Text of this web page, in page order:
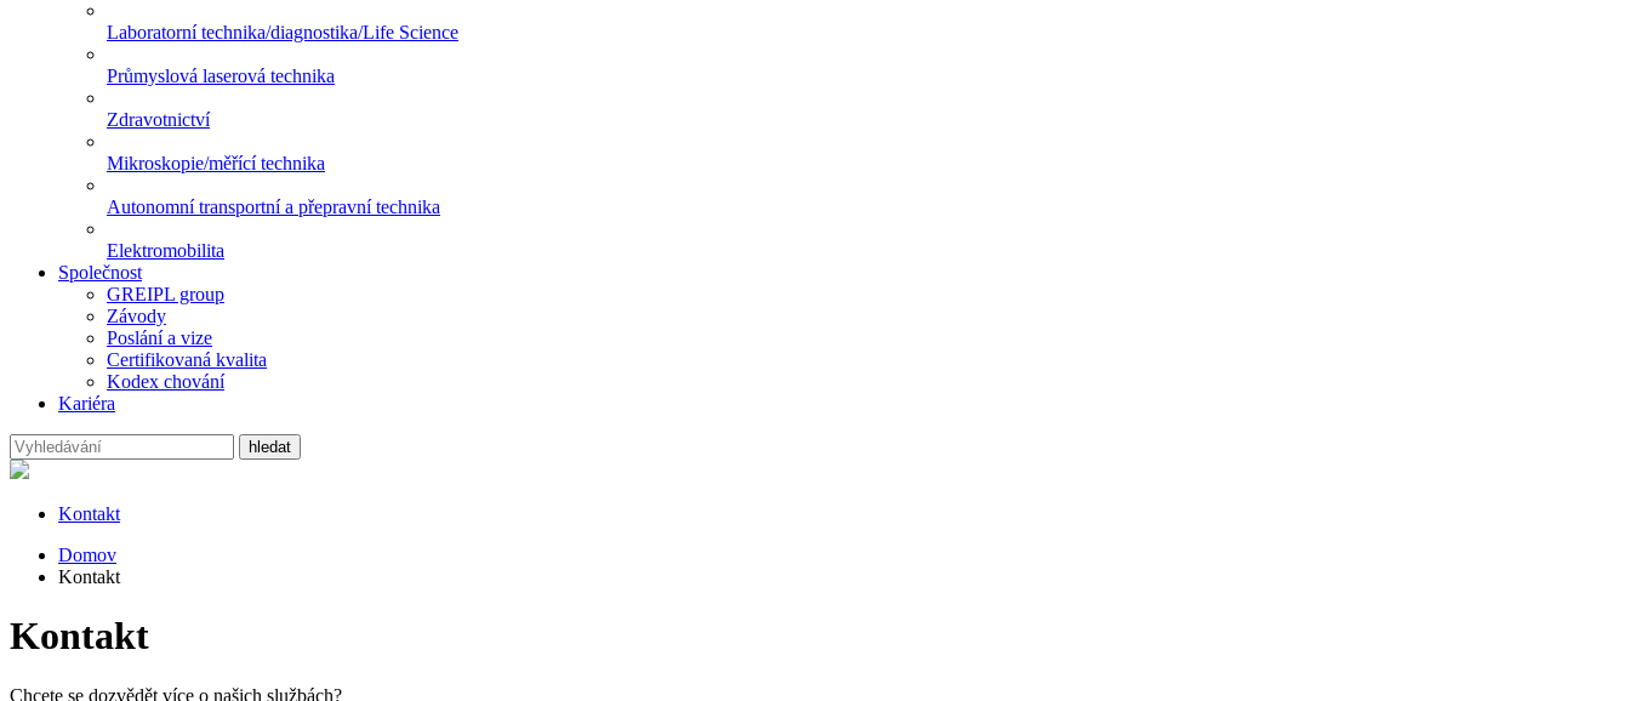
Laboratorní technika/diagnostika/Life Science
Průmyslová laserová technika
Zdravotnictví
Mikroskopie/měřící technika
Autonomní transportní a přepravní technika
Elektromobilita
Společnost
GREIPL group
Závody
Poslání a vize
Certifikovaná kvalita
Kodex chování
Kariéra
hledat
Kontakt
Domov
Kontakt
Kontakt
Chcete se dozvědět více o našich službách?